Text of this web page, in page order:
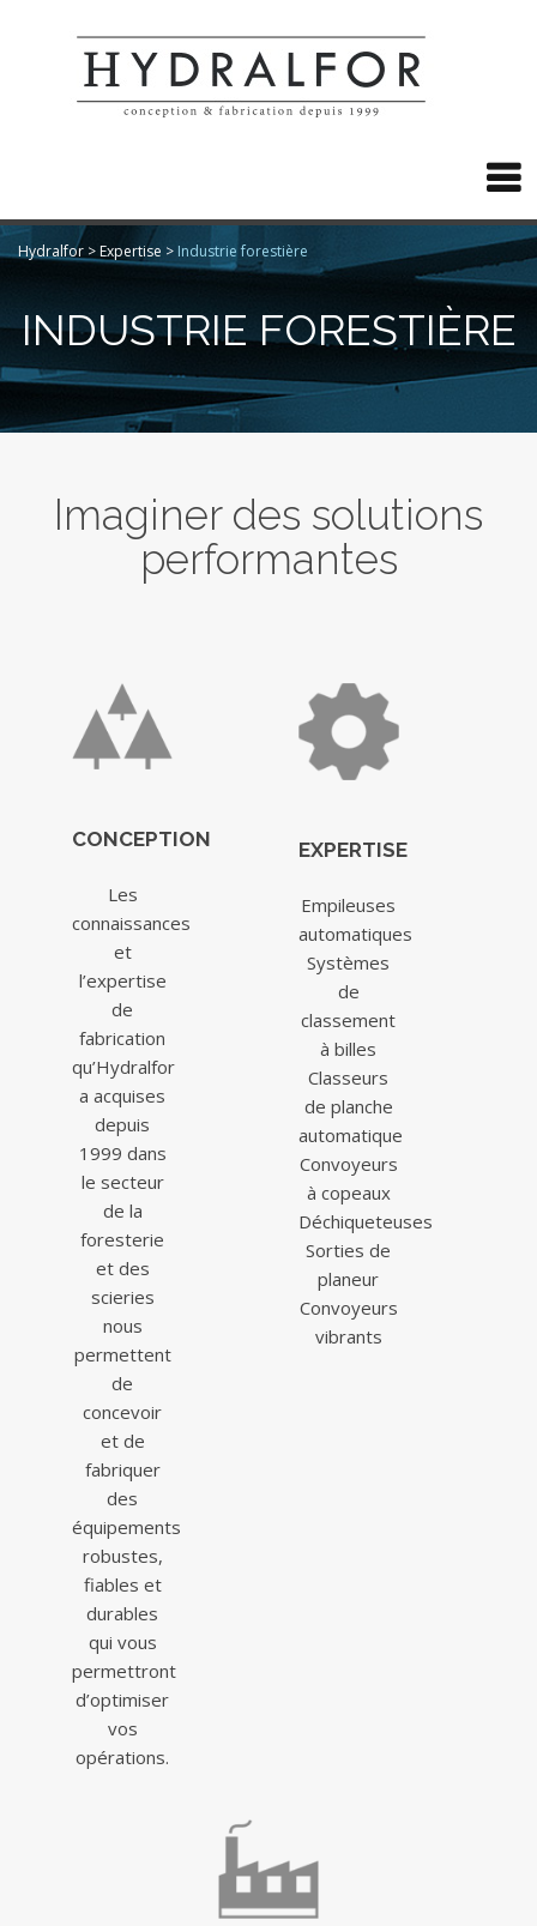

Hydralfor >Expertise > Industrie forestière
INDUSTRIE FORESTIÈRE
Imaginer des solutions
performantes
CONCEPTION
Les
connaissances
et
l’expertise
de
fabrication
qu’Hydralfor
a acquises
depuis
1999 dans
le secteur
de la
foresterie
et des
scieries
nous
permettent
de
concevoir
et de
fabriquer
des
équipements
robustes,
fiables et
durables
qui vous
permettront
d’optimiser
vos
opérations.
EXPERTISE
Empileuses
automatiques
Systèmes
de
classement
à billes
Classeurs
de planche
automatique
Convoyeurs
à copeaux
Déchiqueteuses
Sorties de
planeur
Convoyeurs
vibrants